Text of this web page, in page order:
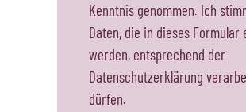
Kenntnis genommen. Ich
Daten, die in dieses Formular
werden, entsprechend der
Datenschutzerklärung
dürfen.